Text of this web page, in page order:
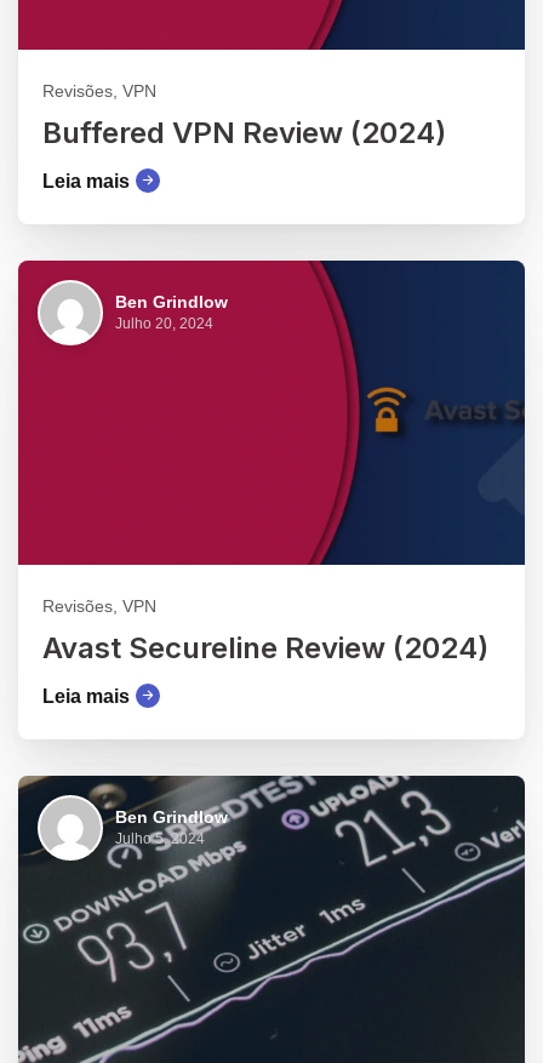
Revisões, VPN
Buffered VPN Review (2024)
Leia mais
Ben Grindlow
Julho 20, 2024
Revisões, VPN
Avast Secureline Review (2024)
Leia mais
Ben Grindlow
Julho 5, 2024